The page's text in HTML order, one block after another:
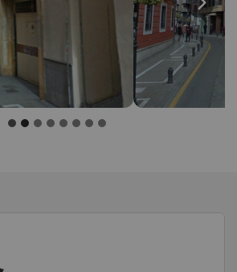
Next